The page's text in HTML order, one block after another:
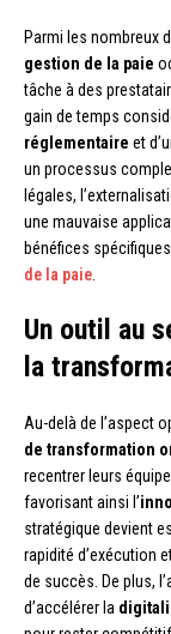
Parmi les nombreux
gestion de la paie
tâche à des
gain de temps
réglementaire et
un processus
légales,
une mauvaise
bénéfices
de la paie
Un outil au
la
Au-delà de l’aspect
de transformation
recentrer leurs
favorisant ainsi l’
stratégique devient
rapidité d’exécution
de succès. De plus,
d’accélérer la